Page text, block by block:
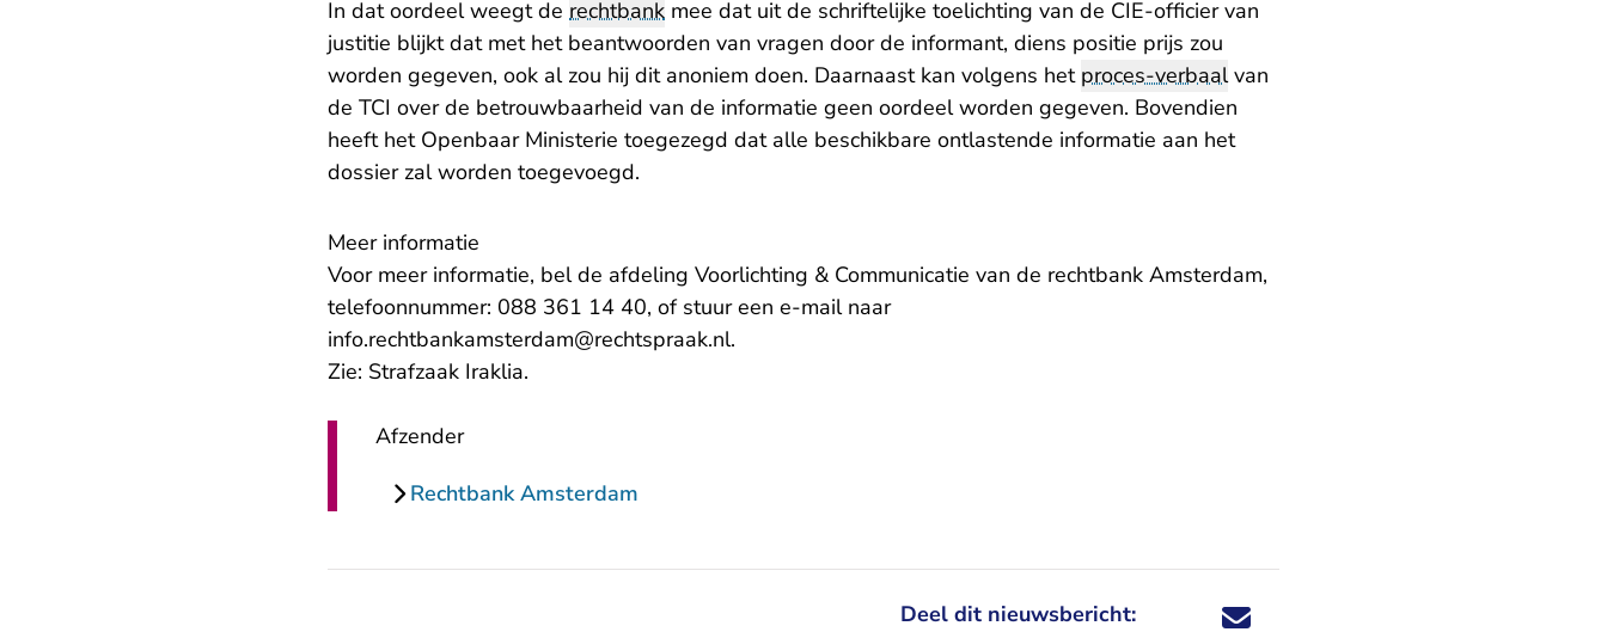
In dat oordeel weegt de rechtbank mee dat uit de schriftelijke toelichting van de CIE-officier van
justitie blijkt dat met het beantwoorden van vragen door de informant, diens positie prijs zou
worden gegeven, ook al zou hij dit anoniem doen. Daarnaast kan volgens het proces-verbaalvan
de TCI over de betrouwbaarheid van de informatie geen oordeel worden gegeven. Bovendien
heeft het Openbaar Ministerie toegezegd dat alle beschikbare ontlastende informatie aan het
dossier zal worden toegevoegd.
Meer informatie
Voor meer informatie, bel de afdeling Voorlichting & Communicatie van de rechtbank Amsterdam,
telefoonnummer: 088 361 14 40, of stuur een e-mail naar
info.rechtbankamsterdam@rechtspraak.nl- U verlaat Rechtspraak.nl
.
Zie: Strafzaak Iraklia.
Afzender
Rechtbank Amsterdam
Deel dit nieuwsbericht: Deel dit nieuwsbericht via X - U verlaat
Deel dit nieuwsbericht via Facebook - U
Deel dit nieuwsbericht via e-mail
Deel dit nieuwsbericht via LinkedIn - U